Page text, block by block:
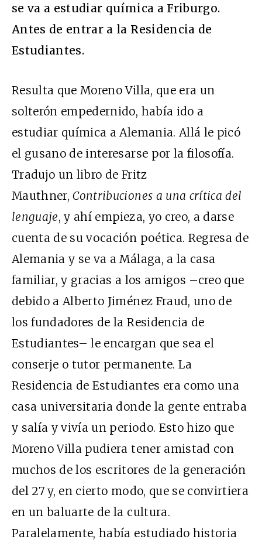
se va a estudiar química a Friburgo.
Antes de entrar a la Residencia de
Estudiantes.
Resulta que Moreno Villa, que era un
solterón empedernido, había ido a
estudiar química a Alemania. Allá le picó
el gusano de interesarse por la filosofía.
Tradujo un libro de Fritz
Mauthner,Contribuciones a una crítica del
lenguaje, y ahí empieza, yo creo, a darse
cuenta de su vocación poética. Regresa de
Alemania y se va a Málaga, a la casa
familiar, y gracias a los amigos –creo que
debido a Alberto Jiménez Fraud, uno de
los fundadores de la Residencia de
Estudiantes– le encargan que sea el
conserje o tutor permanente. La
Residencia de Estudiantes era como una
casa universitaria donde la gente entraba
y salía y vivía un periodo. Esto hizo que
Moreno Villa pudiera tener amistad con
muchos de los escritores de la generación
del 27 y, en cierto modo, que se convirtiera
en un baluarte de la cultura.
Paralelamente, había estudiado historia